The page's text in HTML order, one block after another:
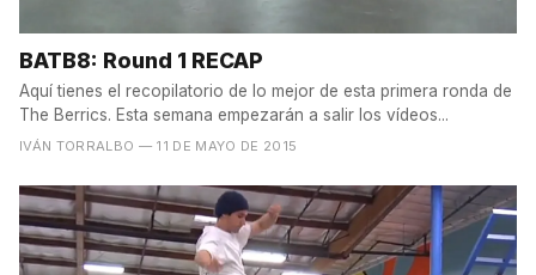
BATB8: Round 1 RECAP
Aquí tienes el recopilatorio de lo mejor de esta primera ronda de
The Berrics. Esta semana empezarán a salir los vídeos...
IVÁN TORRALBO — 11 DE MAYO DE 2015